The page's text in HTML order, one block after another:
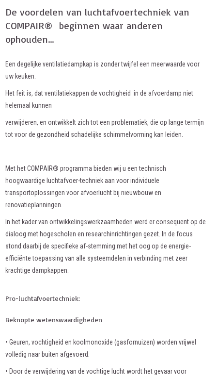
De voordelen van luchtafvoertechniek van
COMPAIR® beginnen waar anderen
ophouden…
Een degelijke ventilatiedampkap is zonder twijfel een meerwaarde voor
uw keuken.
Het feit is, dat ventilatiekappen de vochtigheid in de afvoerdamp niet
helemaal kunnen
verwijderen, en ontwikkelt zich tot een problematiek, die op lange termijn
tot voor de gezondheid schadelijke schimmelvorming kan leiden.
Met het COMPAIR® programma bieden wij u een technisch
hoogwaardige luchtafvoer-techniek aan voor individuele
transportoplossingen voor afvoerlucht bij nieuwbouw en
renovatieplanningen.
In het kader van ontwikkelingswerkzaamheden werd er consequent op de
dialoog met hogescholen en researchinrichtingen gezet. In de focus
stond daarbij de specifieke af-stemming met het oog op de energie-
efficiënte toepassing van alle systeemdelen in verbinding met zeer
krachtige dampkappen.
Pro-luchtafvoertechniek:
Beknopte wetenswaardigheden
• Geuren, vochtigheid en koolmonoxide (gasfornuizen) worden vrijwel
volledig naar buiten afgevoerd.
• Door de verwijdering van de vochtige lucht wordt het gevaar voor